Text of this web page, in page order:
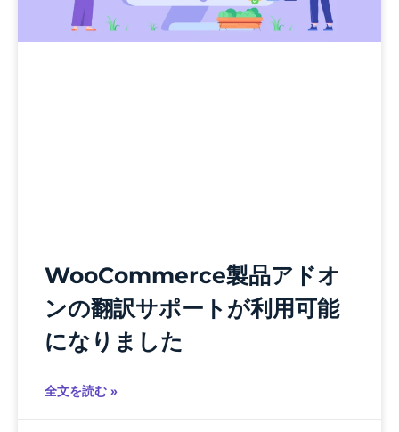
WooCommerce製品アドオ
ンの翻訳サポートが利用可能
になりました
全文を読む »